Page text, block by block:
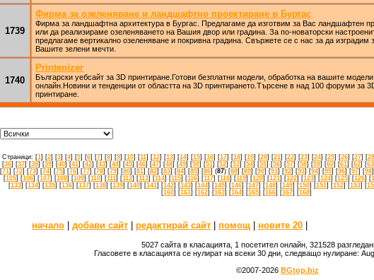
1739
Фирма за озеленяване и ландшафтно проектиране в Бургас
Фирма за ландшафтна архитектура в Бургас. Предлагаме да изготвим за Вас ландшафтен
или да реализираме озеленяването на Вашия двор или градина. За по-новаторски
предлагаме вертикално озеленяване и покривна градина. Свържете се с нас за да изградим
Вашите зелени мечти.
1740
Printenizer
Български уебсайт за 3D принтиране.Готови безплатни модели, обработка на вашите модели
онлайн.Новини и тенденции от областта на 3D принтирането.Търсене в над 100 форуми за
принтиране.
Страници: [1 ] [2] [3] [4] [5] [6] [7] [8] [9] [10] [11 ] [12] [13] [14] [15] [16] [17] [18] [19] [20] [21 ] [22] [23] [24] [25] [26] [27] [28
[36] [37] [38] [39] [40] [41 ] [42] [43] [44] [45] [46] [47] [48] [49] [50] [51 ] [52] [53] [54] [55] [56] [57] [58] [59] [60] [61 ] [62] [63
[71 ] [72] [73] [74] [75] [76] [77] [78] [79] [80] [81 ] [82] [83] [84] [85] [86] (87) [88] [89] [90] [91 ] [92] [93] [94] [95] [96] [97] [98
[105] [106] [107] [108] [109] [110] [111 ] [112] [113] [114] [115] [116] [117] [118] [119] [120] [121 ] [122] [123] [124] [125] [126] [
[133] [134] [135] [136] [137] [138] [139] [140] [141 ] [142] [143] [144] [145] [146] [147] [148] [149] [150] [151 ] [152] [153] [
[160] [161 ] [162] [163] [164] [165] [166] [167] [168]
начало | добави сайт | редактирай сайт | помощ | новите 20 |
5027 сайта в класацията, 1 посетител онлайн, 321528
Гласовете в класацията се нулират на всеки 30 дни, следващо нулиране:
©2007-2026 BGtop.biz